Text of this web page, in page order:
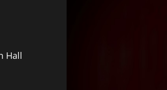
Hall